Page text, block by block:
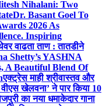
Nihalani: Two
Dr. Basant Goel To
2026 As
Inspiring
वाढता ताण : तातडीने
Shetty’s YASHNA
A Beautiful Blend Of
एक्ट्रेस माही श्रीवास्तव और
खेलवना’ ने पार किया 10
का नया धमाकेदार गाना